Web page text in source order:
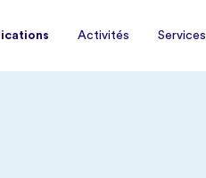
Activités
Services